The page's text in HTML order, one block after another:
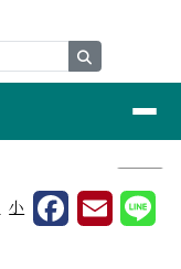
⏸
小